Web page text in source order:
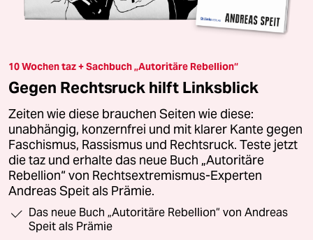
10 Wochen taz + Sachbuch „Autoritäre Rebellion“
Gegen Rechtsruck hilft Linksblick
Zeiten wie diese brauchen Seiten wie diese:
unabhängig, konzernfrei und mit klarer Kante gegen
Faschismus, Rassismus und Rechtsruck. Teste jetzt
die taz und erhalte das neue Buch „Autoritäre
Rebellion“ von Rechtsextremismus-Experten
Andreas Speit als Prämie.
Das neue Buch „Autoritäre Rebellion“ von Andreas
Speit als Prämie